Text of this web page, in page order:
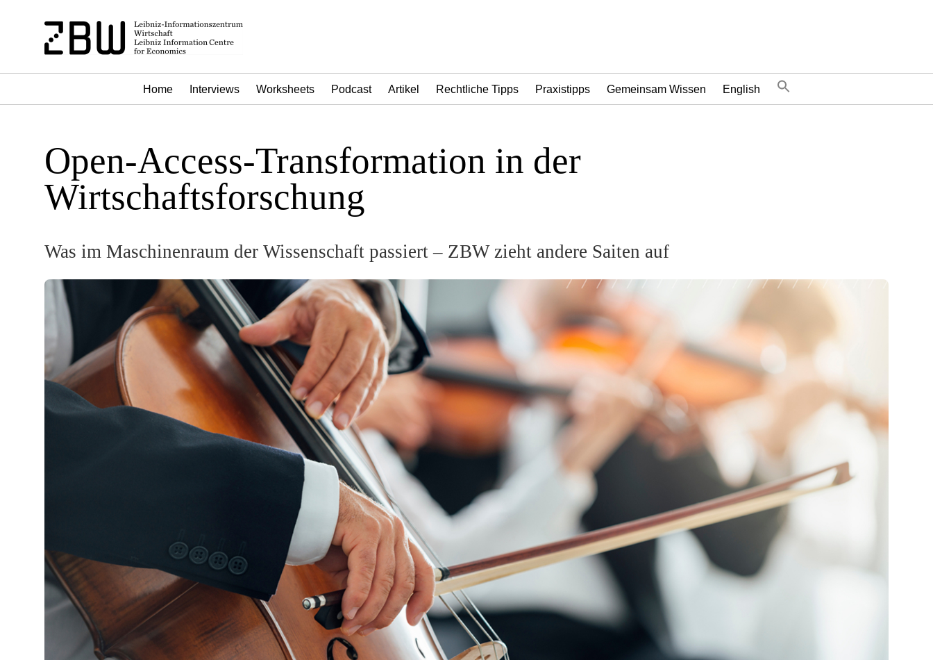
Home Interviews Worksheets Podcast Artikel Rechtliche Tipps Praxistipps Gemeinsam Wissen English
Open-Access-Transformation in der
Wirtschaftsforschung
Was im Maschinenraum der Wissenschaft passiert – ZBW zieht andere Saiten auf